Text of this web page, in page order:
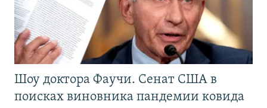
Шоу доктора Фаучи. Сенат США в
поисках виновника пандемии ковида